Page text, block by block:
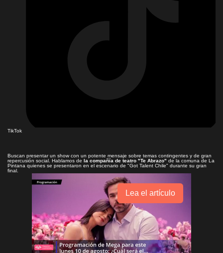
TikTok
Buscan presentar un show con un potente mensaje sobre temas contingentes y de gran
repercusión social. Hablamos de la compañía de teatro "Te Abrazo" de la comuna de La
Pintana quienes se presentaron en el escenario de "Got Talent Chile" durante su gran
final.
Lea el artículo